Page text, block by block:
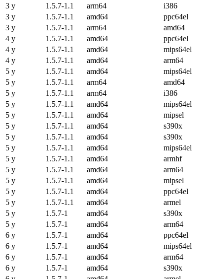
3 y
1.5.7-1.1 arm64
i386
3 y
1.5.7-1.1 amd64
ppc64el
3 y
1.5.7-1.1 arm64
amd64
4 y
1.5.7-1.1 amd64
ppc64el
4 y
1.5.7-1.1 amd64
mips64el
4 y
1.5.7-1.1 amd64
arm64
5 y
1.5.7-1.1 amd64
mips64el
5 y
1.5.7-1.1 arm64
amd64
5 y
1.5.7-1.1 arm64
i386
5 y
1.5.7-1.1 amd64
mips64el
5 y
1.5.7-1.1 amd64
mipsel
5 y
1.5.7-1.1 amd64
s390x
5 y
1.5.7-1.1 amd64
s390x
5 y
1.5.7-1.1 amd64
mips64el
5 y
1.5.7-1.1 amd64
armhf
5 y
1.5.7-1.1 amd64
arm64
5 y
1.5.7-1.1 amd64
mipsel
5 y
1.5.7-1.1 amd64
ppc64el
5 y
1.5.7-1.1 amd64
armel
5 y
1.5.7-1 amd64
s390x
5 y
1.5.7-1 amd64
arm64
6 y
1.5.7-1 amd64
ppc64el
6 y
1.5.7-1 amd64
mips64el
6 y
1.5.7-1 amd64
arm64
6 y
1.5.7-1 amd64
s390x